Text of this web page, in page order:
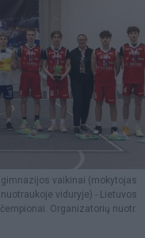
gimnazijos vaikinai (mokytojas
viduryje) - Lietuvos
Organizatorių nuotr.